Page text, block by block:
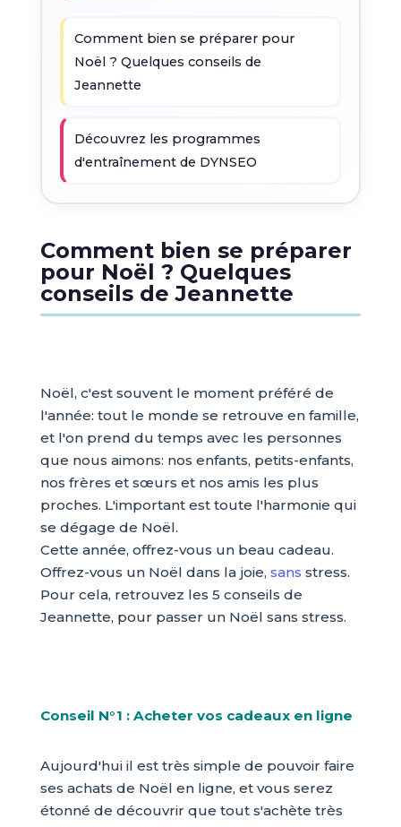
Comment bien se préparer pour
Noël ? Quelques conseils de
Jeannette
Découvrez les programmes
d'entraînement de DYNSEO
Comment bien se préparer
pour Noël ? Quelques
conseils de Jeannette
Noël, c'est souvent le moment préféré de
l'année: tout le monde se retrouve en famille,
et l'on prend du temps avec les personnes
que nous aimons: nos enfants, petits-enfants,
nos frères et sœurs et nos amis les plus
proches. L'important est toute l'harmonie qui
se dégage de Noël.
Cette année, offrez-vous un beau cadeau.
Offrez-vous un Noël dans la joie, sans stress.
Pour cela, retrouvez les 5 conseils de
Jeannette, pour passer un Noël sans stress.
Conseil N°1 : Acheter vos cadeaux en ligne
Aujourd'hui il est très simple de pouvoir faire
ses achats de Noël en ligne, et vous serez
étonné de découvrir que tout s'achète très